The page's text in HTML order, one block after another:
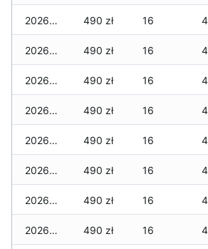
2026-04-27 490 zł 16
2026-04-26 490 zł 16
2026-04-25 490 zł 16
2026-04-24 490 zł 16
2026-04-23 490 zł 16
2026-04-22 490 zł 16
2026-04-21 490 zł 16
2026-04-20 490 zł 16